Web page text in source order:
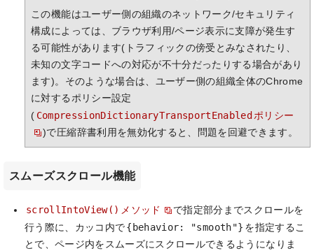
この機能はユーザー側の組織のネットワーク/セキュリティ
構成によっては、ブラウザ利用/ページ表示に支障が発生す
る可能性があります(トラフィックの傍受とみなされたり、
未知の文字コードへの対応が不十分だったりする場合があり
ます)。そのような場合は、ユーザー側の組織全体のChrome
に対するポリシー設定
( CompressionDictionaryTransportEnabled ポリシー
)で圧縮辞書利用を無効化すると、問題を回避できます。
スムーズスクロール機能
scrollIntoView() メソッド
で指定部分までスクロールを
行う際に、カッコ内で {behavior: "smooth"} を指定するこ
とで、ページ内をスムーズにスクロールできるようになりま